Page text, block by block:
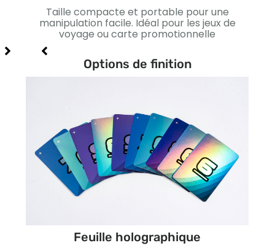
Taille compacte et portable pour une
manipulation facile. Idéal pour les jeux de
voyage ou carte promotionnelle
Options de finition
Feuille holographique